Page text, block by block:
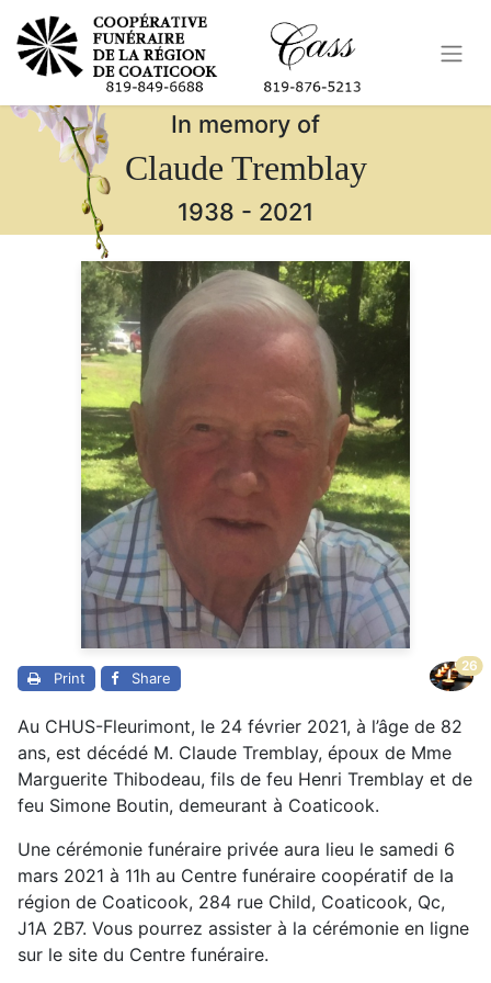
In memory of
Claude Tremblay
1938 - 2021
Print Share
26
Au CHUS-Fleurimont, le 24 février 2021, à l’âge de 82
ans, est décédé M. Claude Tremblay, époux de Mme
Marguerite Thibodeau, fils de feu Henri Tremblay et de
feu Simone Boutin, demeurant à Coaticook.
Une cérémonie funéraire privée aura lieu le samedi 6
mars 2021 à 11h au Centre funéraire coopératif de la
région de Coaticook, 284 rue Child, Coaticook, Qc,
J1A 2B7. Vous pourrez assister à la cérémonie en ligne
sur le site du Centre funéraire.